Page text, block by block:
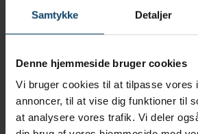
Samtykke Detaljer
Denne hjemmeside bruger cookies
Vi bruger cookies til at tilpasse vores
annoncer, til at vise dig funktioner til
at analysere vores trafik. Vi deler
Beskrivelse
three-layer structure.
Anvendelse
Also well suited as protection